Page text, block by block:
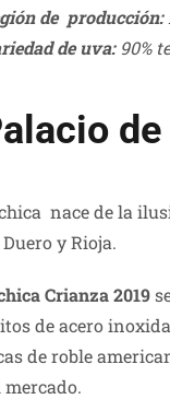
de producción:
de uva:90%
nace de la
y Rioja.
Crianza 2019
de acero
de roble